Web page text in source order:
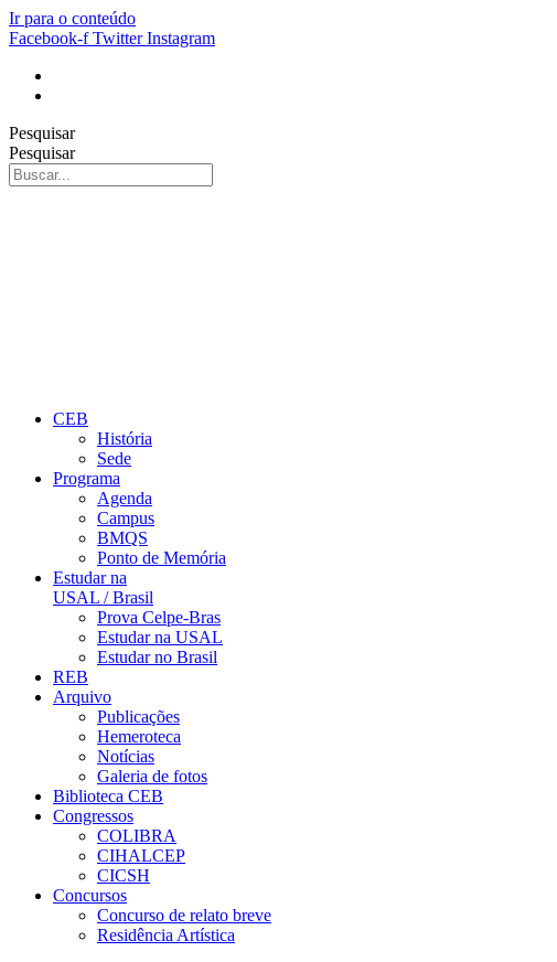
Ir para o conteúdo
Facebook-f Twitter Instagram
Pesquisar
Pesquisar
CEB
História
Sede
Programa
Agenda
Campus
BMQS
Ponto de Memória
Estudar na
USAL / Brasil
Prova Celpe-Bras
Estudar na USAL
Estudar no Brasil
REB
Arquivo
Publicações
Hemeroteca
Notícias
Galeria de fotos
Biblioteca CEB
Congressos
COLIBRA
CIHALCEP
CICSH
Concursos
Concurso de relato breve
Residência Artística